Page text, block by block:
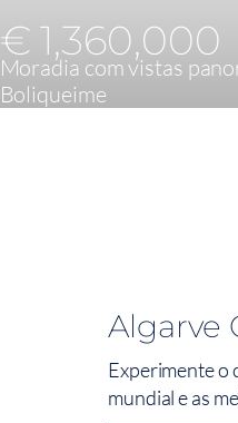
€ 1,360,000
Moradia com vistas
Boliqueime
Algarve
Experimente o
mundial e as